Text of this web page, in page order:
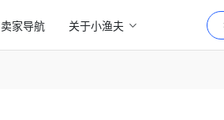
卖家导航 关于小渔夫